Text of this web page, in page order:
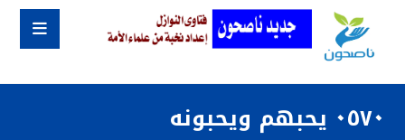
٠٥٧٠ يحبهم ويحبونه